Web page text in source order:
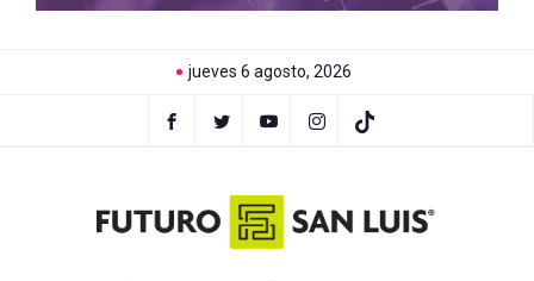
jueves 6 agosto, 2026